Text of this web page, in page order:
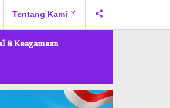
Tentang Kami
& Keagamaan